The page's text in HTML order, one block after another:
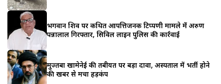
भगवान शिव पर कथित आपत्तिजनक टिप्पणी मामले में अरुण
पन्नालाल गिरफ्तार, सिविल लाइन पुलिस की कार्रवाई
मुज्तबा खामेनेई की तबीयत पर बड़ा दावा, अस्पताल में भर्ती होने
की खबर से मचा हड़कंप